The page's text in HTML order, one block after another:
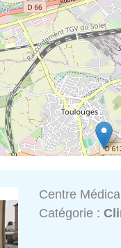
Centre
Catégorie :